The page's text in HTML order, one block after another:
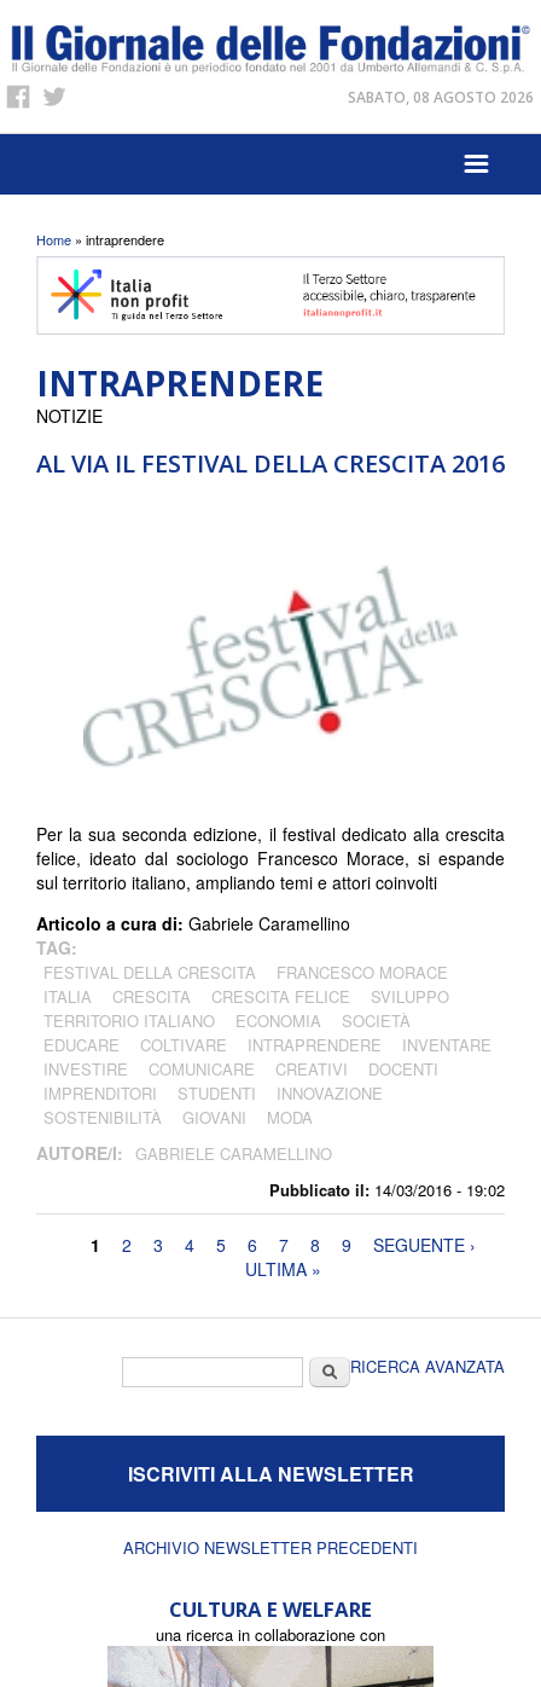
SABATO, 08 AGOSTO 2026
Tu sei qui
Home » intraprendere
INTRAPRENDERE
AL VIA IL FESTIVAL DELLA CRESCITA 2016
Pubblicato il: 14/03/2016 - 19:02
NOTIZIE
Per la sua seconda edizione, il festival dedicato alla crescita
felice, ideato dal sociologo Francesco Morace, si espande
sul territorio italiano, ampliando temi e attori coinvolti
Articolo a cura di: Gabriele Caramellino
TAG:
FESTIVAL DELLA CRESCITA
FRANCESCO MORACE
ITALIA
CRESCITA CRESCITA FELICE
SVILUPPO
TERRITORIO ITALIANO
ECONOMIA
SOCIETÀ
EDUCARE
COLTIVARE INTRAPRENDERE
INVENTARE
INVESTIRE
COMUNICARE CREATIVI
DOCENTI
IMPRENDITORI
STUDENTI
INNOVAZIONE
SOSTENIBILITÀ
GIOVANI MODA
AUTORE/I: GABRIELE CARAMELLINO
Pagine
1 2 3 4 5 6 7 8 9
SEGUENTE ›
ULTIMA »
CercaRICERCA AVANZATA
ISCRIVITI ALLA NEWSLETTER
ARCHIVIO NEWSLETTER PRECEDENTI
CULTURA E WELFARE
una ricerca in collaborazione con